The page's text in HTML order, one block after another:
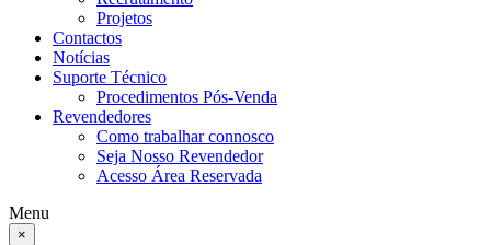
Projetos
Contactos
Notícias
Suporte Técnico
Procedimentos Pós-Venda
Revendedores
Como trabalhar connosco
Seja Nosso Revendedor
Acesso Área Reservada
Menu
×